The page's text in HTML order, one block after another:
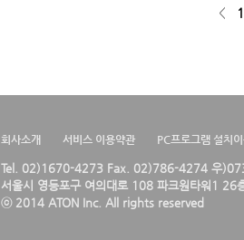
< 1
회사소개 서비스 이용약관 PC프로그램 설치
Tel. 02)1670-4273 Fax. 02)786-4274 우
서울시 영등포구 여의대로 108 파크원타워1 26
ⓒ 2014 ATON Inc. All rights reserved